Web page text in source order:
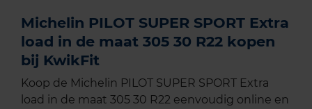
Michelin PILOT SUPER SPORT Extra
load in de maat 305 30 R22 kopen
bij KwikFit
Koop de Michelin PILOT SUPER SPORT Extra
load in de maat 305 30 R22 eenvoudig online en